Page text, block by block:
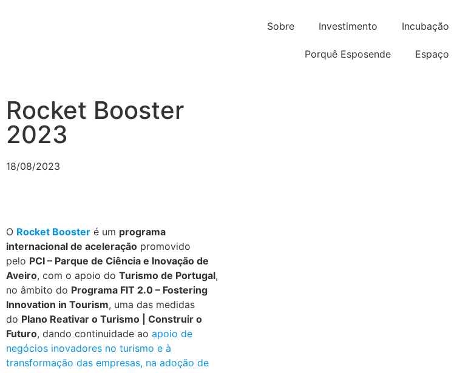
Sobre Investimento Incubação
Porquê Esposende Espaço
Rocket Booster
2023
18/08/2023
O Rocket Booster é um programa
internacional de aceleração promovido
pelo PCI – Parque de Ciência e Inovação de
Aveiro, com o apoio do Turismo de Portugal,
no âmbito do Programa FIT 2.0 – Fostering
Innovation in Tourism, uma das medidas
do Plano Reativar o Turismo | Construir o
Futuro, dando continuidade ao apoio de
negócios inovadores no turismo e à
transformação das empresas, na adoção de